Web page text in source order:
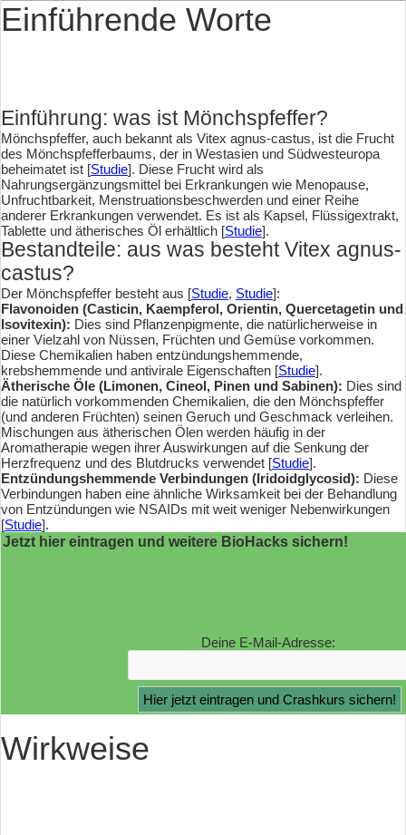
Einführende Worte
Einführung: was ist Mönchspfeffer?
Mönchspfeffer, auch bekannt als Vitex agnus-castus, ist die Frucht
des Mönchspfefferbaums, der in Westasien und Südwesteuropa
beheimatet ist [Studie]. Diese Frucht wird als
Nahrungsergänzungsmittel bei Erkrankungen wie Menopause,
Unfruchtbarkeit, Menstruationsbeschwerden und einer Reihe
anderer Erkrankungen verwendet. Es ist als Kapsel, Flüssigextrakt,
Tablette und ätherisches Öl erhältlich [Studie].
Bestandteile: aus was besteht Vitex agnus-
castus?
Der Mönchspfeffer besteht aus [Studie, Studie]:
Flavonoiden (Casticin, Kaempferol, Orientin, Quercetagetin und
Isovitexin): Dies sind Pflanzenpigmente, die natürlicherweise in
einer Vielzahl von Nüssen, Früchten und Gemüse vorkommen.
Diese Chemikalien haben entzündungshemmende,
krebshemmende und antivirale Eigenschaften [Studie].
Ätherische Öle (Limonen, Cineol, Pinen und Sabinen): Dies sind
die natürlich vorkommenden Chemikalien, die den Mönchspfeffer
(und anderen Früchten) seinen Geruch und Geschmack verleihen.
Mischungen aus ätherischen Ölen werden häufig in der
Aromatherapie wegen ihrer Auswirkungen auf die Senkung der
Herzfrequenz und des Blutdrucks verwendet [Studie].
Entzündungshemmende Verbindungen (Iridoidglycosid): Diese
Verbindungen haben eine ähnliche Wirksamkeit bei der Behandlung
von Entzündungen wie NSAIDs mit weit weniger Nebenwirkungen
[Studie].
Jetzt hier eintragen und weitere BioHacks sichern!
Deine E-Mail-Adresse:
Wirkweise